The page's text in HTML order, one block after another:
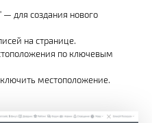
для создания нового
на странице.
по ключевым
местоположение.